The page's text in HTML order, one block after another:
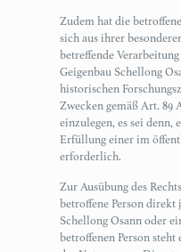
Zudem hat die
sich aus ihrer
betreffende
Geigenbau Schellong
historischen
Zwecken gemäß Art. 89
einzulegen, es sei denn,
Erfüllung einer im
erforderlich.
Zur Ausübung des
betroffene Person
Schellong Osann oder
betroffenen Person